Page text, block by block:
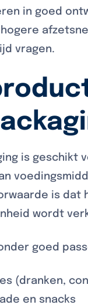
in goed
vragen.
is geschikt
is
wordt
goed
(dranken,
en snacks